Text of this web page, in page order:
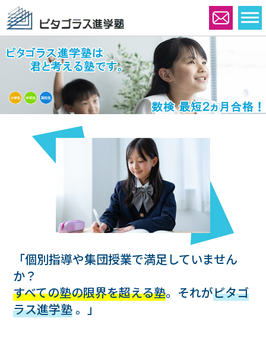
「個別指導や集団授業で満足していません
か？
すべての塾の限界を超える塾。それがピタゴ
ラス進学塾。」